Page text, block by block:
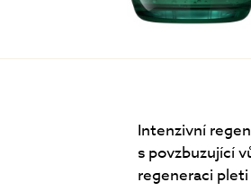
Intenzivní
s povzbuzující
regeneraci